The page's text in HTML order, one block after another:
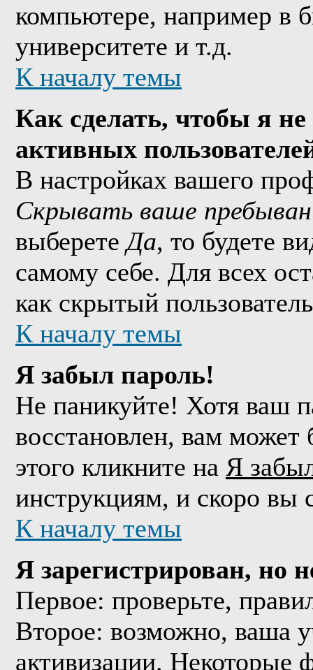
компьютере, например в
университете и т.д.
К началу темы
Как сделать, чтобы я
активных
В настройках вашего
Скрывать ваше
выберетеДа, то будете
самому себе. Для всех
как скрытый
К началу темы
Я забыл пароль!
Не паникуйте! Хотя ваш
восстановлен, вам
этого кликните на Я
инструкциям, и скоро вы
К началу темы
Я зарегистрирован, но
Первое: проверьте,
Второе: возможно, ваша
активизации. Некоторые